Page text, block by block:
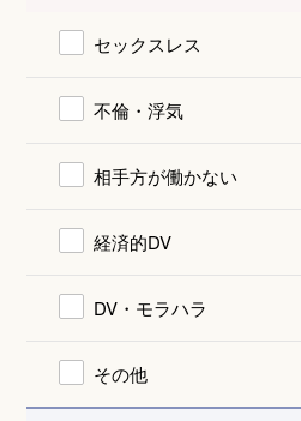
セックスレス
不倫・浮気
相手方が働かない
経済的DV
DV・モラハラ
その他